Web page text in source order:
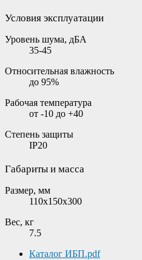
Условия эксплуатации
Уровень шума, дБА
35-45
Относительная влажность
до 95%
Рабочая температура
от -10 до +40
Степень защиты
IP20
Габариты и масса
Размер, мм
110x150x300
Вес, кг
7.5
Каталог ИБП.pdf